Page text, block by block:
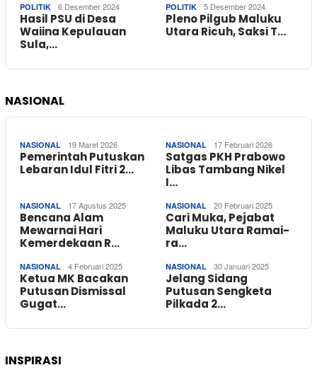
POLITIK 6 Desember 2024
Hasil PSU di Desa
Waiina Kepulauan
Sula,…
POLITIK 5 Desember 2024
Pleno Pilgub Maluku
Utara Ricuh, Saksi T…
NASIONAL
NASIONAL 19 Maret 2026
Pemerintah Putuskan
Lebaran Idul Fitri 2…
NASIONAL 17 Februari 2026
Satgas PKH Prabowo
Libas Tambang Nikel
I…
NASIONAL 17 Agustus 2025
Bencana Alam
Mewarnai Hari
Kemerdekaan R…
NASIONAL 20 Februari 2025
Cari Muka, Pejabat
Maluku Utara Ramai-
ra…
NASIONAL 4 Februari 2025
Ketua MK Bacakan
Putusan Dismissal
Gugat…
NASIONAL 30 Januari 2025
Jelang Sidang
Putusan Sengketa
Pilkada 2…
INSPIRASI